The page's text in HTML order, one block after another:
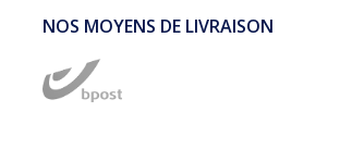
NOS MOYENS DE LIVRAISON